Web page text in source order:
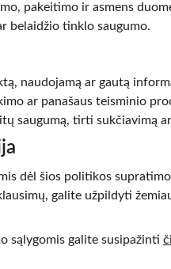
pakeitimo ir asmens
belaidžio tinklo saugumo.
naudojamą ar gautą
ar panašaus teisminio
saugumą, tirti sukčiavimą
dėl šios politikos
galite užpildyti
sąlygomis galite susipažinti